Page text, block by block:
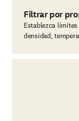
Filtrar por
Establezca
densidad,